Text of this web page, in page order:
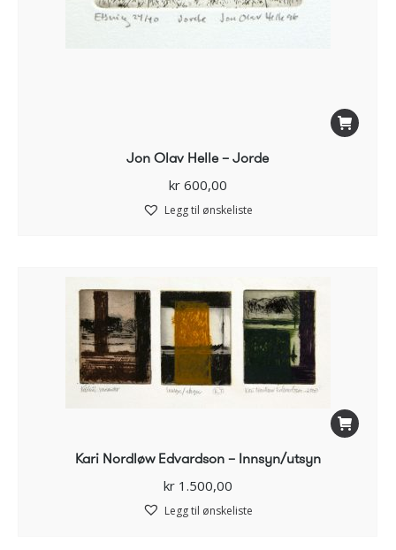
Jon Olav Helle – Jorde
kr600,00
Legg til ønskeliste
Kari Nordløw Edvardson – Innsyn/utsyn
kr1.500,00
Legg til ønskeliste